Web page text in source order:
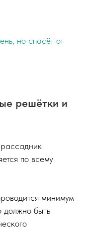
но спасёт от
решётки и
по всему
минимум
должно быть